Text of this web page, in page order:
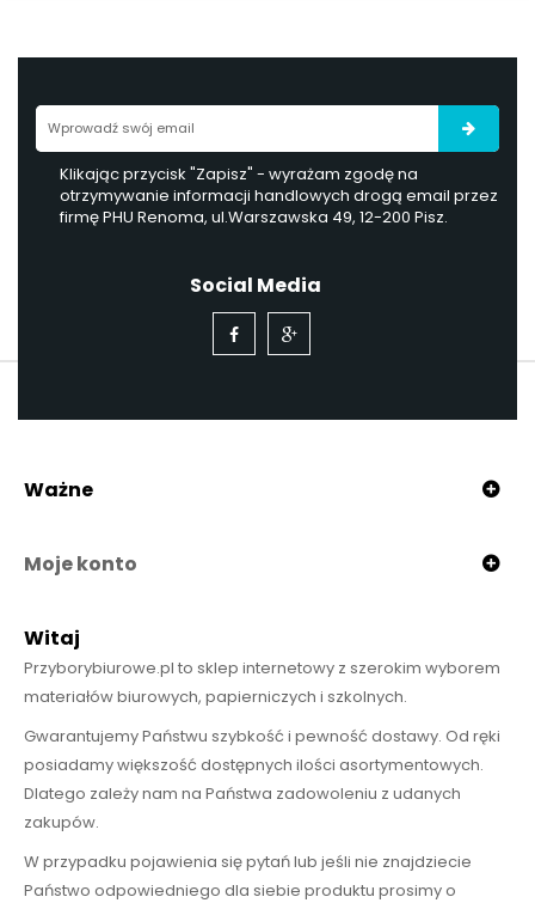
Klikając przycisk "Zapisz" - wyrażam zgodę na
otrzymywanie informacji handlowych drogą email przez
firmę PHU Renoma, ul.Warszawska 49, 12-200 Pisz.
Social Media
Ważne
Moje konto
Witaj
Przyborybiurowe.pl to sklep internetowy z szerokim wyborem
materiałów biurowych, papierniczych i szkolnych.
Gwarantujemy Państwu szybkość i pewność dostawy. Od ręki
posiadamy większość dostępnych ilości asortymentowych.
Dlatego zależy nam na Państwa zadowoleniu z udanych
zakupów.
W przypadku pojawienia się pytań lub jeśli nie znajdziecie
Państwo odpowiedniego dla siebie produktu prosimy o